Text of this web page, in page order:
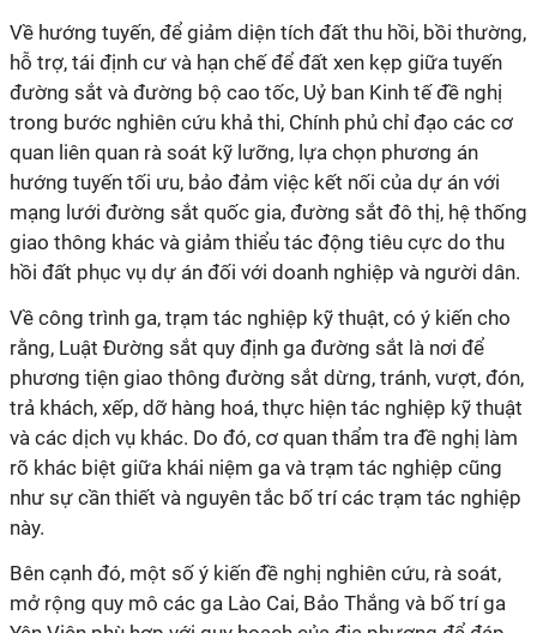
Về hướng tuyến, để giảm diện tích đất thu hồi, bồi thường,
hỗ trợ, tái định cư và hạn chế để đất xen kẹp giữa tuyến
đường sắt và đường bộ cao tốc, Uỷ ban Kinh tế đề nghị
trong bước nghiên cứu khả thi, Chính phủ chỉ đạo các cơ
quan liên quan rà soát kỹ lưỡng, lựa chọn phương án
hướng tuyến tối ưu, bảo đảm việc kết nối của dự án với
mạng lưới đường sắt quốc gia, đường sắt đô thị, hệ thống
giao thông khác và giảm thiểu tác động tiêu cực do thu
hồi đất phục vụ dự án đối với doanh nghiệp và người dân.
Về công trình ga, trạm tác nghiệp kỹ thuật, có ý kiến cho
rằng, Luật Đường sắt quy định ga đường sắt là nơi để
phương tiện giao thông đường sắt dừng, tránh, vượt, đón,
trả khách, xếp, dỡ hàng hoá, thực hiện tác nghiệp kỹ thuật
và các dịch vụ khác. Do đó, cơ quan thẩm tra đề nghị làm
rõ khác biệt giữa khái niệm ga và trạm tác nghiệp cũng
như sự cần thiết và nguyên tắc bố trí các trạm tác nghiệp
này.
Bên cạnh đó, một số ý kiến đề nghị nghiên cứu, rà soát,
mở rộng quy mô các ga Lào Cai, Bảo Thắng và bố trí ga